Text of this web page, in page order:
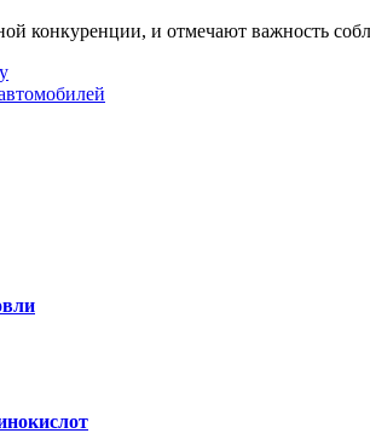
и отмечают важность